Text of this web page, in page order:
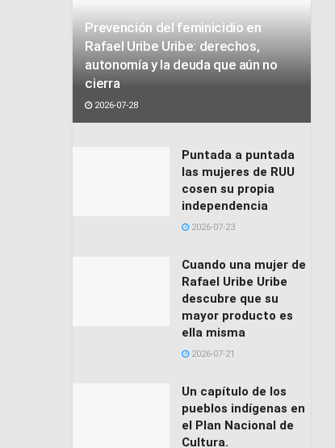
Prevención del feminicidio en
Rafael Uribe Uribe: derechos,
autonomía y la deuda que aún no
cierra
2026-07-28
Puntada a puntada
las mujeres de RUU
cosen su propia
independencia
2026-07-23
Cuando una mujer de
Rafael Uribe Uribe
descubre que su
mayor producto es
ella misma
2026-07-21
Un capítulo de los
pueblos indígenas en
el Plan Nacional de
Cultura.